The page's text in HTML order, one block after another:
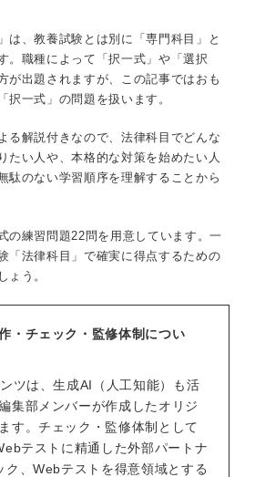
は、教養試験とは別に「専門科目」と
。職種によって「択一式」や「選択
が出題されますが、この記事ではおも
択一式」の問題を扱います。
る解説付きなので、法律科目でどんな
たい人や、本格的な対策を始めたい人
駄のない学習順序を理解することから
の練習問題22問を用意しています。一
「法律科目」で確実に得点するための
ょう。
・チェック・監修体制につい
ツは、生成AI（人工知能）も活
集部メンバーが作成したオリジ
す。チェック・監修体制として
テストに精通した外部パートナ
ク、Webテストを得意領域とする